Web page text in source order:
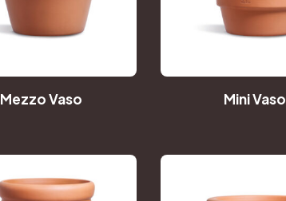
Mezzo Vaso Mini Vaso